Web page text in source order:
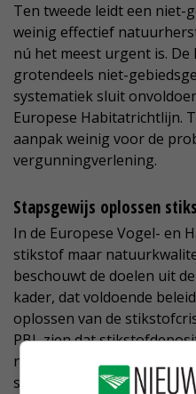
Ten tweede leidt een niet-
weinig effectief
nú het meest urgent is.
grotendeels niet-
systematiek sluit
Europese Habitatrichtlijn.
aanpak weinig voor de
vergunningverlening.
Stapsgewijs oplossen
In de Europese Vogel- en
stikstof maar
beschouwt de doelen uit
kader, dat voldoende
oplossen van de
PBL zien dat
niet de enige indicator is
specifiek gebied.